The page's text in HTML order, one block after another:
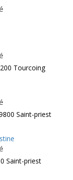
Tourcoing
Saint-priest
Saint-priest